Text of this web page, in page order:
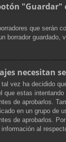
que serán
borrador guardado,
necesitan
tal vez ha decidido
que estas intentando
de aprobarlos.
en un grupo de
de aprobarlos.
al